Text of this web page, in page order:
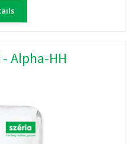
Alpha-HH